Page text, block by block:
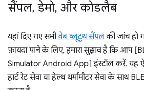
सैंपल, डेमो, और कोडलैब
यहां दिए गए सभीवेब ब्लूटूथ सैंपलकी जांच हो
फ़ायदा पाने के लिए, हमारा सुझाव है कि आप
Simulator Android App] इंस्टॉल करें. यह
हार्ट रेट सेवा या हेल्थ थर्मामीटर सेवा के साथ